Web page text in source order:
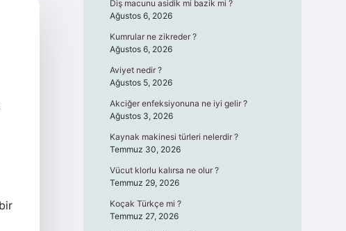
Diş macunu asidik mi bazik mi ?
Ağustos 6, 2026
Kumrular ne zikreder ?
Ağustos 6, 2026
Aviyet nedir ?
Ağustos 5, 2026
Akciğer enfeksiyonuna ne iyi gelir ?
Ağustos 3, 2026
Kaynak makinesi türleri nelerdir ?
Temmuz 30, 2026
Vücut klorlu kalırsa ne olur ?
Temmuz 29, 2026
Koçak Türkçe mi ?
Temmuz 27, 2026